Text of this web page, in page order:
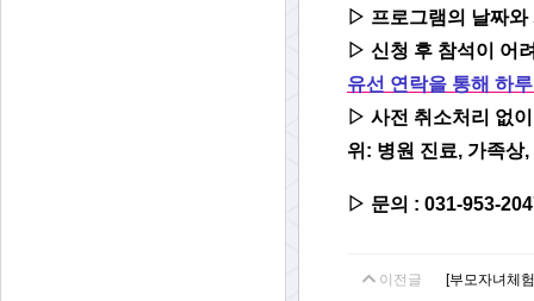
▷ 프로그램의 날짜
▷ 신청 후 참석이 어
유선 연락을 통해 하
▷ 사전 취소처리 없
위: 병원 진료, 가족상
▷ 문의 : 031-953-
이전글 [부모자녀체